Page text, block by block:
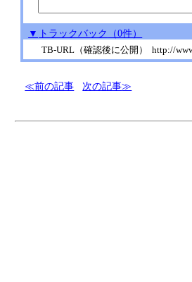
▼ トラックバック （0件）
TB-URL（確認後に公開） http://
前の記事 次の記事